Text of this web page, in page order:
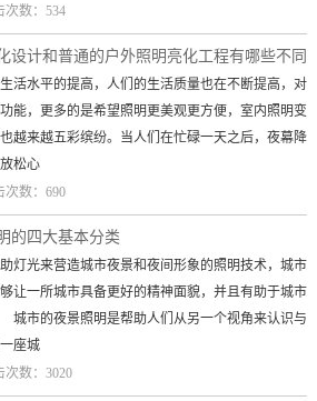
次数：534
设计和普通的户外照明亮化工程有哪些不同
水平的提高，人们的生活质量也在不断提高，对
能，更多的是希望照明更美观更方便，室内照明变
越来越五彩缤纷。当人们在忙碌一天之后，夜幕降
松心
次数：690
的四大基本分类
光来营造城市夜景和夜间形象的照明技术，城市
让一所城市具备更好的精神面貌，并且有助于城市
的夜景照明是帮助人们从另一个视角来认识与
座城
数：3020